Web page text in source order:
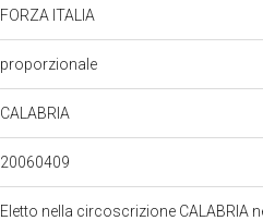
FORZA ITALIA
proporzionale
CALABRIA
20060409
Eletto nella circoscrizione CALABRIA